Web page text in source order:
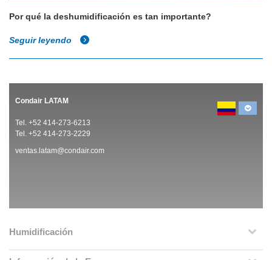
Por qué la deshumidificación es tan importante?
Seguir leyendo
Condair LATAM
Tel. +52 414-273-6213
Tel. +52 414-273-2229
ventas.latam@condair.com
Humidificación